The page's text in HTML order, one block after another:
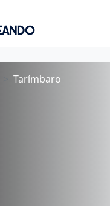
Tarímbaro